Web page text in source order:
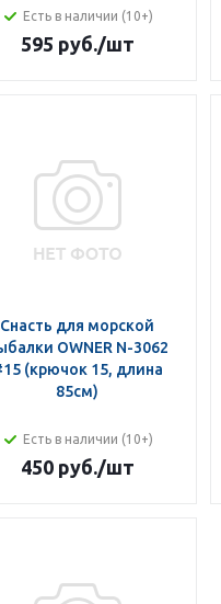
Есть в наличии (10+)
595 руб./шт
Снасть для морской
OWNER N-3062
(крючок 15, длина
85см)
Есть в наличии (10+)
450 руб./шт